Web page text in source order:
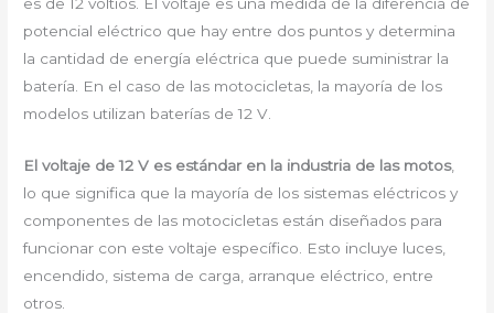
potencial eléctrico que hay entre dos puntos y determina
la cantidad de energía eléctrica que puede suministrar la
batería. En el caso de las motocicletas, la mayoría de los
modelos utilizan baterías de 12 V.
El voltaje de 12 V es estándar en la industria de las motos,
lo que significa que la mayoría de los sistemas eléctricos y
componentes de las motocicletas están diseñados para
funcionar con este voltaje específico. Esto incluye luces,
encendido, sistema de carga, arranque eléctrico, entre
otros.